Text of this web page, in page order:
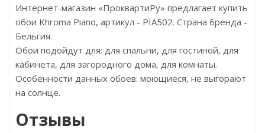
Интернет-магазин «ПроквартиРу» предлагает купить
обои Khroma Piano, артикул - PIA502. Страна бренда -
Бельгия.
Обои подойдут для: для спальни, для гостиной, для
кабинета, для загородного дома, для комнаты.
Особенности данных обоев: моющиеся, не выгорают
на солнце.
Отзывы